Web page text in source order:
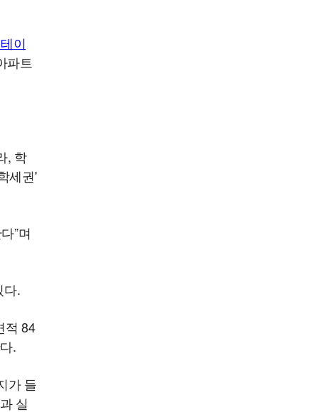
이
파트
, 학
세권'
”며
다.
적 84
.
가 들
실